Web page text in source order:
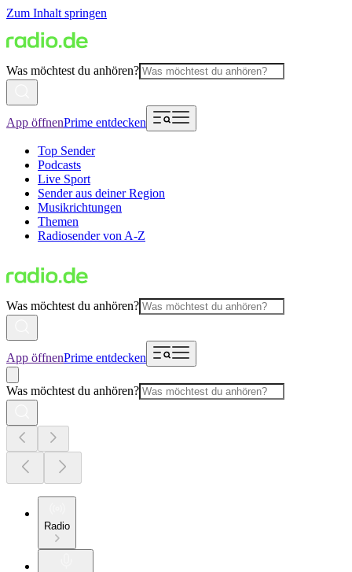
Zum Inhalt springen
Was möchtest du anhören?
App öffnenPrime entdecken
Top Sender
Podcasts
Live Sport
Sender aus deiner Region
Musikrichtungen
Themen
Radiosender von A-Z
Was möchtest du anhören?
App öffnenPrime entdecken
Was möchtest du anhören?
Radio